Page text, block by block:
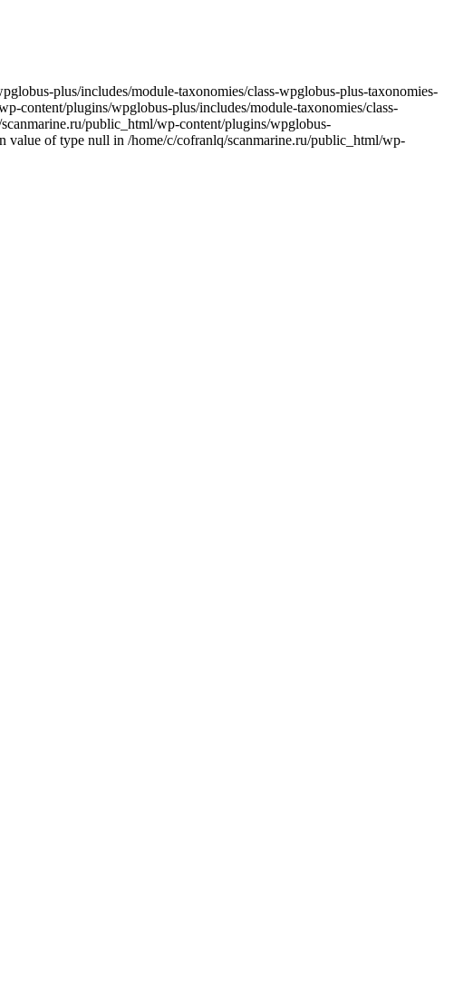
plus/includes/module-taxonomies/class-wpglobus-plus-taxonomies-
content/plugins/wpglobus-plus/includes/module-taxonomies/class-
public_html/wp-content/plugins/wpglobus-
value of type null in /home/c/cofranlq/scanmarine.ru/public_html/wp-